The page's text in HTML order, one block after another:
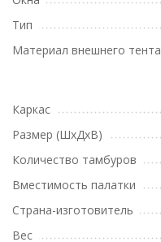
Тип
Материал внешнего тента
Каркас
Размер (ШxДxВ)
Количество тамбуров
Вместимость палатки
Страна-изготовитель
Вес